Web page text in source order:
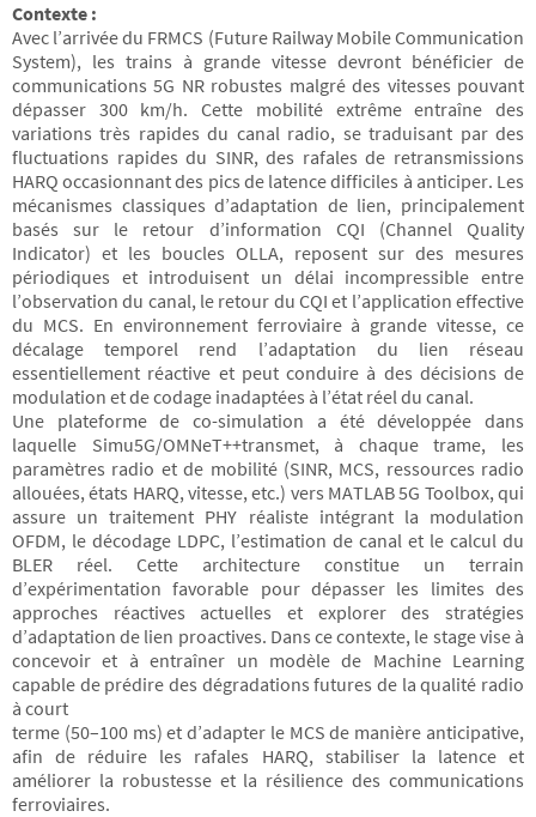
Contexte :
Avec l’arrivée du FRMCS (Future Railway Mobile Communication
System), les trains à grande vitesse devront bénéficier de
communications 5G NR robustes malgré des vitesses pouvant
dépasser 300 km/h. Cette mobilité extrême entraîne des
variations très rapides du canal radio, se traduisant par des
fluctuations rapides du SINR, des rafales de retransmissions
HARQ occasionnant des pics de latence difficiles à anticiper. Les
mécanismes classiques d’adaptation de lien, principalement
basés sur le retour d’information CQI (Channel Quality
Indicator) et les boucles OLLA, reposent sur des mesures
périodiques et introduisent un délai incompressible entre
l’observation du canal, le retour du CQI et l’application effective
du MCS. En environnement ferroviaire à grande vitesse, ce
décalage temporel rend l’adaptation du lien réseau
essentiellement réactive et peut conduire à des décisions de
modulation et de codage inadaptées à l’état réel du canal.
Une plateforme de co-simulation a été développée dans
laquelle Simu5G/OMNeT++transmet, à chaque trame, les
paramètres radio et de mobilité (SINR, MCS, ressources radio
allouées, états HARQ, vitesse, etc.) vers MATLAB 5G Toolbox, qui
assure un traitement PHY réaliste intégrant la modulation
OFDM, le décodage LDPC, l’estimation de canal et le calcul du
BLER réel. Cette architecture constitue un terrain
d’expérimentation favorable pour dépasser les limites des
approches réactives actuelles et explorer des stratégies
d’adaptation de lien proactives. Dans ce contexte, le stage vise à
concevoir et à entraîner un modèle de Machine Learning
capable de prédire des dégradations futures de la qualité radio
à court
terme (50–100 ms) et d’adapter le MCS de manière anticipative,
afin de réduire les rafales HARQ, stabiliser la latence et
améliorer la robustesse et la résilience des communications
ferroviaires.